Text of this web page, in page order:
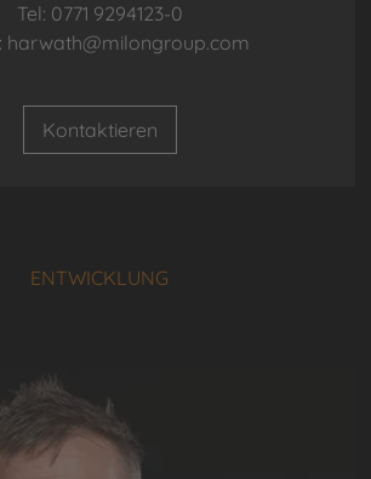
Tel: 0771 9294123-0
harwath@milongroup.com
Kontaktieren
ENTWICKLUNG